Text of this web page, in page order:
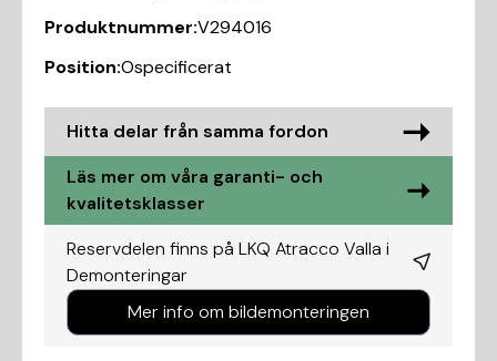
Produktnummer:V294016
Position:Ospecificerat
Hitta delar från samma fordon
Läs mer om våra garanti- och
kvalitetsklasser
Reservdelen finns på LKQ Atracco Valla i
Demonteringar
Mer info om bildemonteringen